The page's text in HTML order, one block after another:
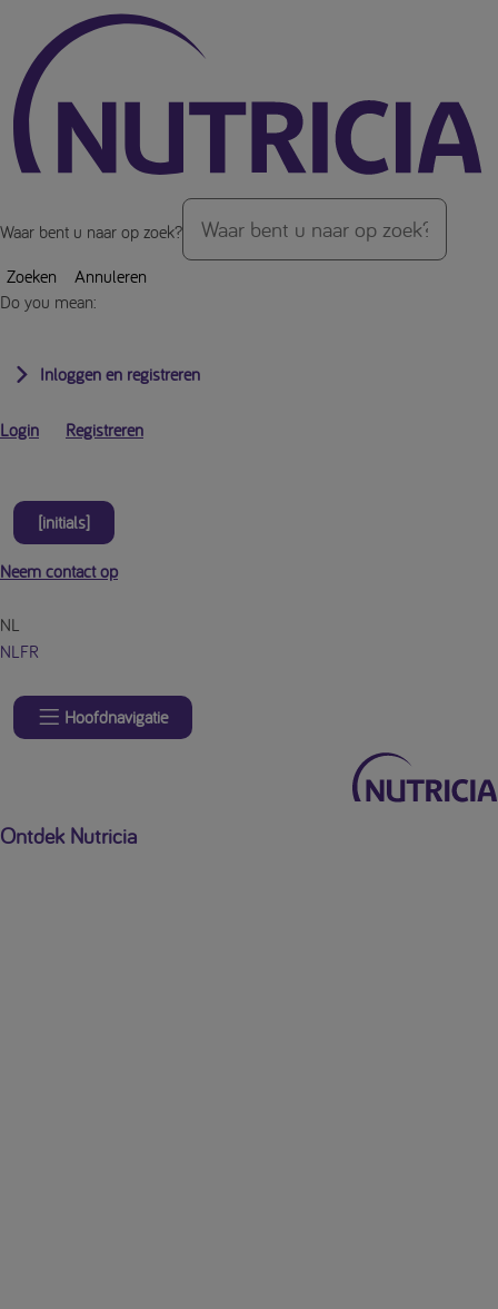
Over de inhoud van de pagina
Waar bent u naar op zoek?
Zoeken
Annuleren
Do you mean:
Inloggen en registreren
Login Registreren
[initials]
Neem contact op
NL
NLFR
Hoofdnavigatie
Ontdek Nutricia